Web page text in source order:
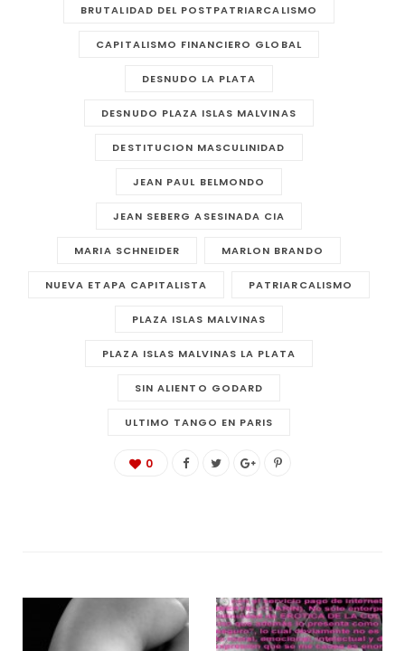
BRUTALIDAD DEL POSTPATRIARCALISMO
CAPITALISMO FINANCIERO GLOBAL
DESNUDO LA PLATA
DESNUDO PLAZA ISLAS MALVINAS
DESTITUCION MASCULINIDAD
JEAN PAUL BELMONDO
JEAN SEBERG ASESINADA CIA
MARIA SCHNEIDER MARLON BRANDO
NUEVA ETAPA CAPITALISTA PATRIARCALISMO
PLAZA ISLAS MALVINAS
PLAZA ISLAS MALVINAS LA PLATA
SIN ALIENTO GODARD
ULTIMO TANGO EN PARIS
0